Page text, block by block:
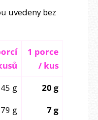
uvedeny bez
1 porce
/ kus
g
20 g
79 g
7 g